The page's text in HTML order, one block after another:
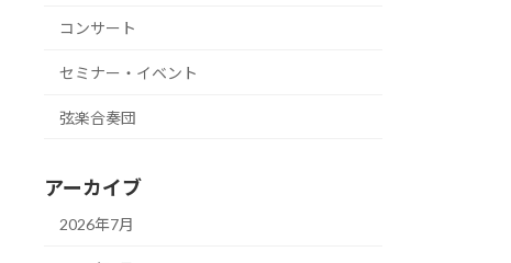
コンサート
セミナー・イベント
弦楽合奏団
アーカイブ
2026年7月